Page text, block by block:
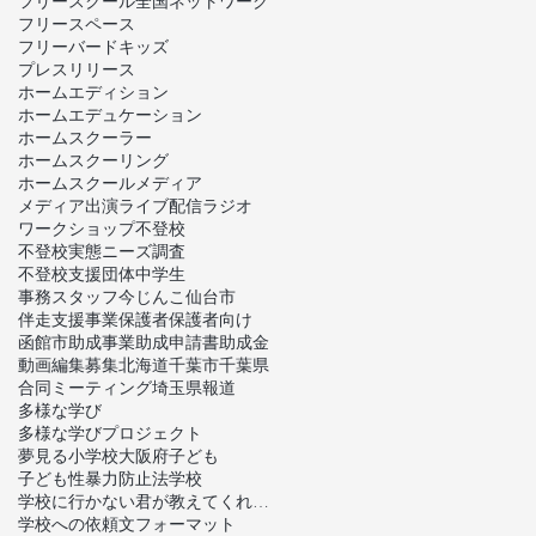
フリースペース
フリーバードキッズ
プレスリリース
ホームエディション
ホームエデュケーション
ホームスクーラー
ホームスクーリング
ホームスクールメディア
メディア出演ライブ配信ラジオ
ワークショップ不登校
不登校実態ニーズ調査
不登校支援団体中学生
事務スタッフ今じんこ仙台市
伴走支援事業保護者保護者向け
函館市助成事業助成申請書助成金
動画編集募集北海道千葉市千葉県
合同ミーティング埼玉県報道
多様な学び
多様な学びプロジェクト
夢見る小学校大阪府子ども
子ども性暴力防止法学校
学校に行かない君が教えてくれたこと
学校への依頼文フォーマット